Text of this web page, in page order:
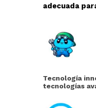
adecuada
Tecnología
tecnologías